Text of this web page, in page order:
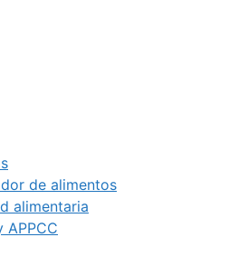
de alimentos
alimentaria
APPCC